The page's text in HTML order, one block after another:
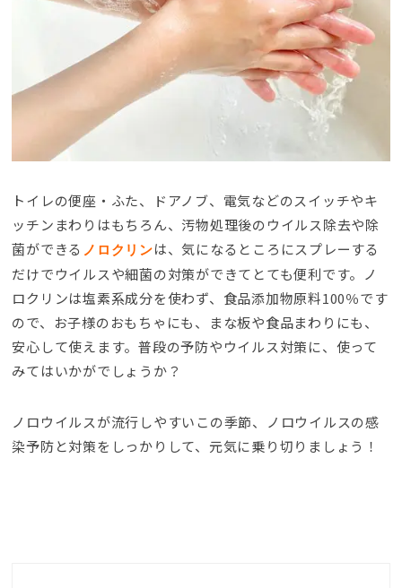
トイレの便座・ふた、ドアノブ、電気などのスイッチやキ
ッチンまわりはもちろん、汚物処理後のウイルス除去や除
菌ができる ノロクリンは、気になるところにスプレーする
だけでウイルスや細菌の対策ができてとても便利です。ノ
ロクリンは塩素系成分を使わず、食品添加物原料100％です
ので、お子様のおもちゃにも、まな板や食品まわりにも、
安心して使えます。普段の予防やウイルス対策に、使って
みてはいかがでしょうか？
ノロウイルスが流行しやすいこの季節、ノロウイルスの感
染予防と対策をしっかりして、元気に乗り切りましょう！